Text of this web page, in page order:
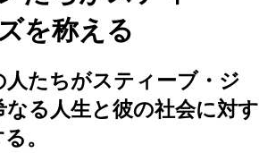
を称える
たちがスティーブ・ジ
なる人生と彼の社会に対す
。